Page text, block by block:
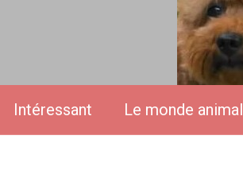
Intéressant Le monde animal